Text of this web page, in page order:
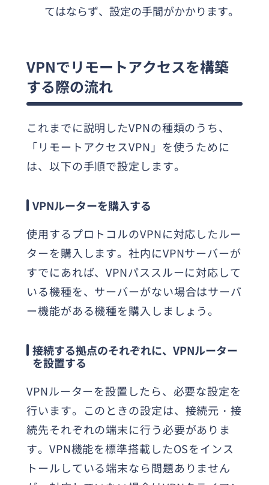
てはならず、設定の手間がかかります。
VPNでリモートアクセスを構築
する際の流れ
これまでに説明したVPNの種類のうち、
「リモートアクセスVPN」を使うために
は、以下の手順で設定します。
VPNルーターを購入する
使用するプロトコルのVPNに対応したルー
ターを購入します。社内にVPNサーバーが
すでにあれば、VPNパススルーに対応して
いる機種を、サーバーがない場合はサーバ
ー機能がある機種を購入しましょう。
接続する拠点のそれぞれに、VPNルーター
を設置する
VPNルーターを設置したら、必要な設定を
行います。このときの設定は、接続元・接
続先それぞれの端末に行う必要がありま
す。VPN機能を標準搭載したOSをインス
トールしている端末なら問題ありません